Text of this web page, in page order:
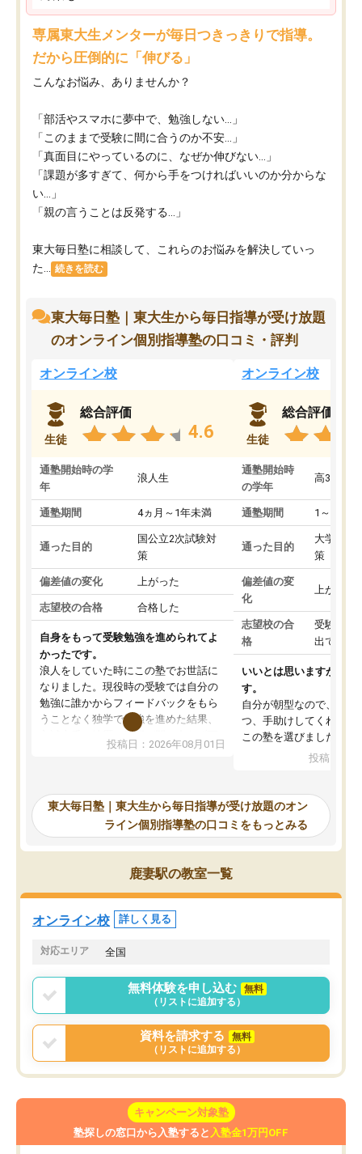
専属東大生メンターが毎日つきっきりで指導。
だから圧倒的に「伸びる」
こんなお悩み、ありませんか？
「部活やスマホに夢中で、勉強しない…」
「このままで受験に間に合うのか不安…」
「真面目にやっているのに、なぜか伸びない…」
「課題が多すぎて、何から手をつければいいのか分からな
い…」
「親の言うことは反発する…」
東大毎日塾に相談して、これらのお悩みを解決していっ
た...
続きを読む
東大毎日塾｜東大生から毎日指導が受け放題
のオンライン個別指導塾の口コミ・評判
オンライン校
生徒
総合評価
4.6
通塾開始時の学
年
浪人生
通塾期間 4ヵ月～1年未満
通った目的
国公立2次試験対
策
偏差値の変化 上がった
志望校の合格 合格した
自身をもって受験勉強を進められてよ
かったです。
浪人をしていた時にこの塾でお世話に
なりました。現役時の受験では自分の
勉強に誰かからフィードバックをもら
うことなく独学で勉強を進めた結果、
入試本番に地歴の学習が間に合わず不
合格となってしまいました。その経験
東大毎日塾にたどり着きました。学習
の長期計画や日々の勉強のやり方につ
いて客観的なアドバイスをいただけた
ので、自信をもって受験勉強を進める
ことができました。自分のように勉強
のやり方や進捗管理で苦労している方
には特におすすめしたい塾です。
投稿日：2026年08月01日
オンライン校
生徒
総合評価
通塾開始時
の学年
高3
通塾期間 1～3ヵ月
通った目的
大学入学
策
偏差値の変
化
上がった
志望校の合
格
受験して
出ていな
いいとは思いますが、料
す。
自分が朝型なので、自習
つ、手助けしてくれる設
この塾を選びました。
投稿日：
東大毎日塾｜東大生から毎日指導が受け放題のオン
ライン個別指導塾の口コミをもっとみる
鹿妻駅の教室一覧
オンライン校 詳しく見る
対応エリア 全国
無料体験を申し込む
無料
（リストに追加する）
資料を請求する
無料
（リストに追加する）
キャンペーン対象塾
塾探しの窓口から入塾すると 入塾金1万円OFF